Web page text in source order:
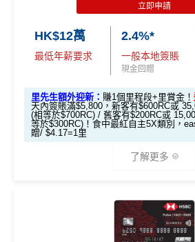
2個月內曾取消任何滙豐個人信用卡基
優點
係Agoda book酒店同國泰買機票
增加至19種飛行常客計劃或酒店
里數或者酒店staycation都得！
八達通增值及eBanking繳費都有回
滙豐EveryMile信用卡仲送埋每年
+機場酒吧Intervals
永久免年費
簡化回贈方式，無需登記，無最低
賬4%回贈！指定商戶 8% 回贈！
夠彈性，以「獎賞錢」RC形式存
Reward+ App「賞付款」功能抵
直接轉換為里數或喺 e-Shop 換禮
每月結單週期首HK$10,000網上繳
里先生加碼： 申請完填Form
賺1個里程段+
❗️（由里先生
#每1里賞金 ≈ HK$1，可兌換FPS轉
es.hk/mmcredit
全新信用卡客
$800「獎賞
立即申請
HK$12萬
最低年薪要求
2.4%*
一般本地簽賬
現金回贈
里先生額外迎新： 賺1個里程段+里賞金！
天內簽賬滿$5,800，新客有$600RC或
(相等於$700RC) / 舊客有$200RC或
等於$300RC)！食中最紅自主5X類別，
贈/ $4.17=1里
了解更多
*基本「獎賞錢」0.4%+「最紅自主獎賞
本「獎賞錢」0.4%+「最紅自主獎賞
錢2.4% = 4.8% 或 $2.08/里